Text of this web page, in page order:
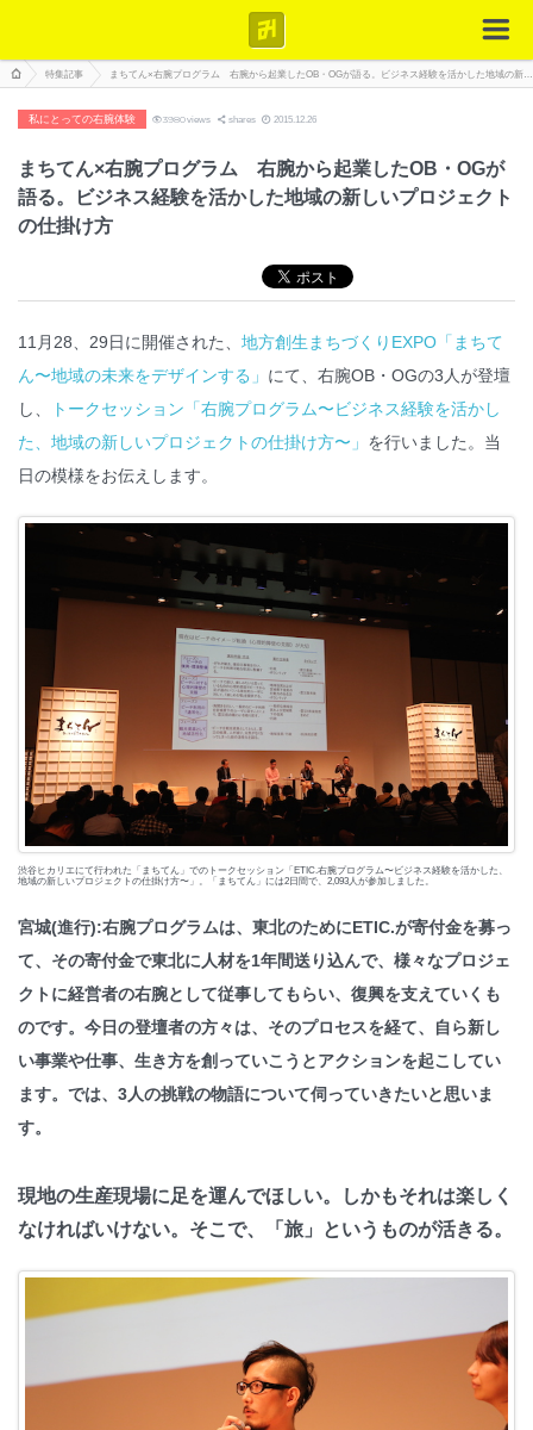
特集記事 まちてん×右腕プログラム 右腕から起業したOB・OGが語る。ビジネス経験を活かした地域の新しいプロジェクトの仕掛け方
私にとっての右腕体験 3980views shares 2015.12.26
まちてん×右腕プログラム 右腕から起業したOB・OGが
語る。ビジネス経験を活かした地域の新しいプロジェクト
の仕掛け方
11月28、29日に開催された、 地方創生まちづくりEXPO「まちて
ん〜地域の未来をデザインする」 にて、右腕OB・OGの3人が登壇
し、
トークセッション「右腕プログラム〜ビジネス経験を活かし
た、地域の新しいプロジェクトの仕掛け方〜」 を行いました。当
日の模様をお伝えします。
渋谷ヒカリエにて行われた「まちてん」でのトークセッション「ETIC.右腕プログラム〜ビジネス経験を活かした、
地域の新しいプロジェクトの仕掛け方〜」。「まちてん」には2日間で、2,093人が参加しました。
宮城(進行):右腕プログラムは、東北のためにETIC.が寄付金を募っ
て、その寄付金で東北に人材を1年間送り込んで、様々なプロジェ
クトに経営者の右腕として従事してもらい、復興を支えていくも
のです。今日の登壇者の方々は、そのプロセスを経て、自ら新し
い事業や仕事、生き方を創っていこうとアクションを起こしてい
ます。では、3人の挑戦の物語について伺っていきたいと思いま
す。
現地の生産現場に足を運んでほしい。しかもそれは楽しく
なければいけない。そこで、「旅」というものが活きる。